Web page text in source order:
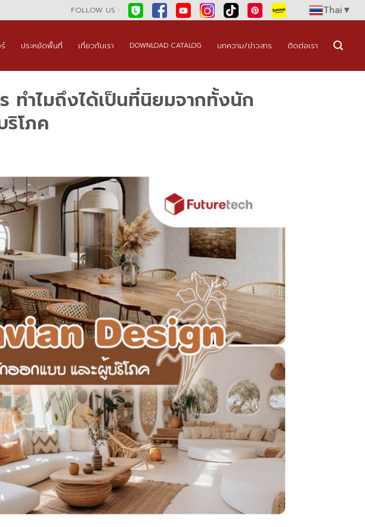
FOLLOW US : Thai▼
ประหยัดพื้นที่ เกี่ยวกับเรา DOWNLOAD CATALOG บทความ/ข่าวสาร ติดต่อเรา
ทำไมถึงได้เป็นที่นิยมจากทั้งนัก
โภค